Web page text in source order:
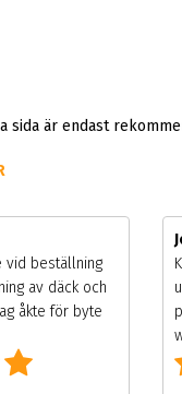
sida är endast
vid beställning
av däck och
åkte för byte